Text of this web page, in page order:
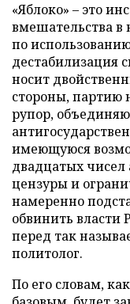
«Яблоко» – это
вмешательства
по
дестабилизация
носит
стороны, партию
рупор,
имеющуюся
двадцатых чисел
цензуры и
намеренно
обвинить власти
перед так
политолог.
По его словам,